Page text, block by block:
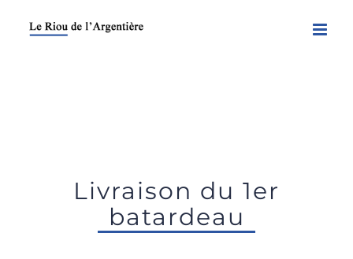
Livraison du 1er
batardeau